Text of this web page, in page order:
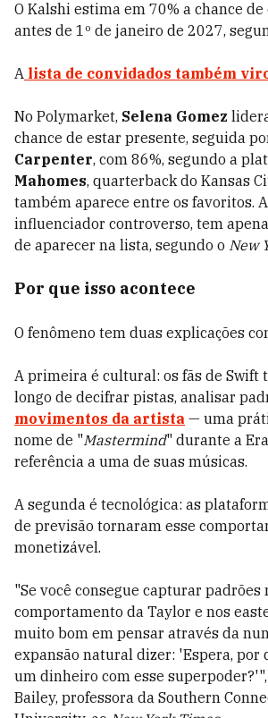
O Kalshi estima em 70% a chance de
antes de 1º de janeiro de 2027,
A lista de convidados também
No Polymarket, Selena Gomez
chance de estar presente, seguida
Carpenter, com 86%, segundo a
Mahomes, quarterback do Kansas
também aparece entre os favoritos.
influenciador controverso, tem
de aparecer na lista, segundo o New
Por que isso acontece
O fenômeno tem duas explicações
A primeira é cultural: os fãs de Swift
longo de decifrar pistas, analisar
movimentos da artista — uma
nome de "Mastermind" durante a
referência a uma de suas músicas.
A segunda é tecnológica: as
de previsão tornaram esse
monetizável.
"Se você consegue capturar padrões
comportamento da Taylor e nos
muito bom em pensar através da
expansão natural dizer: 'Espera, por
um dinheiro com esse
Bailey, professora da Southern